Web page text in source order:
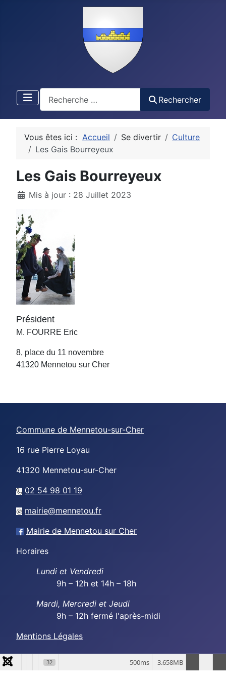
Rechercher
Vous êtes ici : Accueil Se divertir
Culture
Les Gais Bourreyeux
Les Gais Bourreyeux
DétailsMis à jour : 28 Juillet 2023
Président
M. FOURRE Eric
8, place du 11 novembre
41320 Mennetou sur Cher
Commune de Mennetou-sur-Cher
16 rue Pierre Loyau
41320 Mennetou-sur-Cher
02 54 98 01 19
mairie@mennetou.fr
Mairie de Mennetou sur Cher
Horaires
Lundi et Vendredi
9h – 12h et 14h – 18h
Mardi, Mercredi et Jeudi
9h – 12h fermé l'après-midi
Mentions Légales
32 3.658MB
500ms